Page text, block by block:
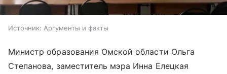
Источник: Аргументы и факты
Министр образования Омской области Ольга
Степанова, заместитель мэра Инна Елецкая